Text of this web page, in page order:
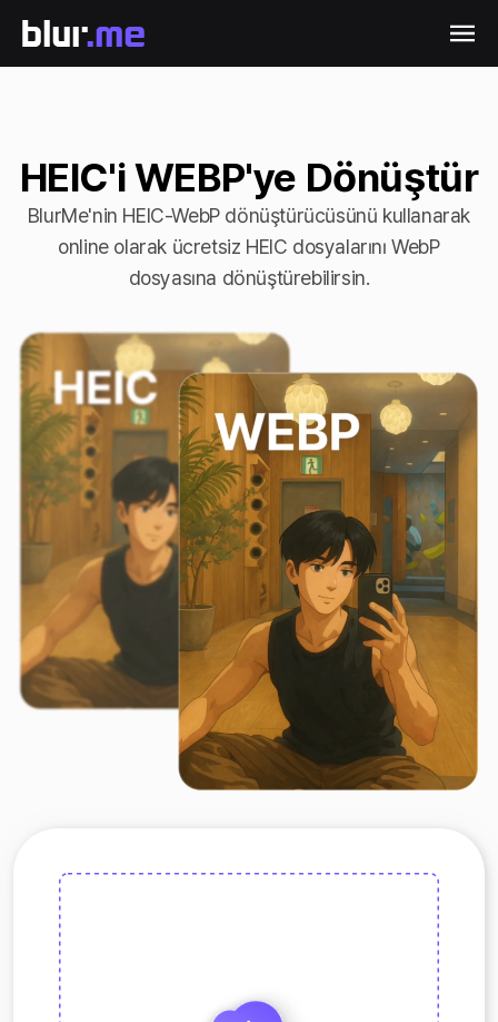
HEIC'i WEBP'ye Dönüştür
BlurMe'nin HEIC-WebP dönüştürücüsünü kullanarak
online olarak ücretsiz HEIC dosyalarını WebP
dosyasına dönüştürebilirsin.